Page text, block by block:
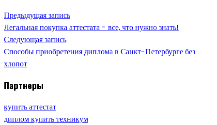
Предыдущая запись
Легальная покупка аттестата - все, что нужно знать!
Следующая запись
Способы приобретения диплома в Санкт-Петербурге без
хлопот
Партнеры
купить аттестат
диплом купить техникум